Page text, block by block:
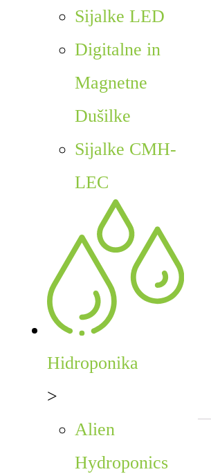
Sijalke LED
Digitalne in
Magnetne
Dušilke
Sijalke CMH-
LEC
Hidroponika
>
Alien
Hydroponics